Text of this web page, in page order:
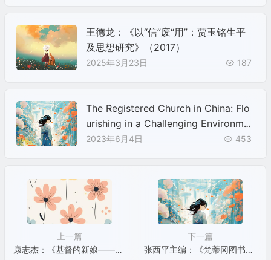
王德龙：《以“信”废“用”：贾玉铭生平
及思想研究》（2017）
2025年3月23日 187
The Registered Church in China: Flo
urishing in a Challenging Environmen
t
2023年6月4日 453
上一篇
康志杰：《基督的新娘——中国天主教贞女研究》（2013）
下一篇
张西平主编：《梵蒂冈图书馆藏明清中西文化交流史文献丛刊》（第一辑）